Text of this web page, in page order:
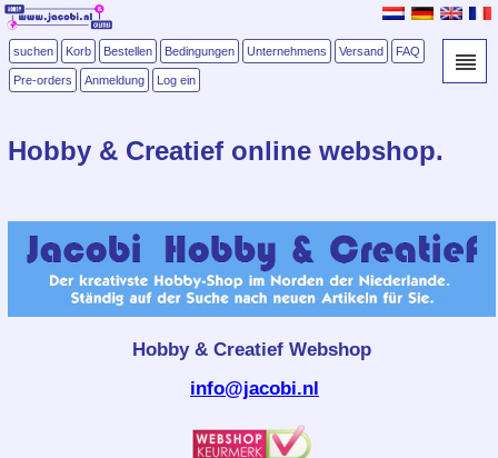
suchen Korb Bestellen Bedingungen Unternehmens Versand FAQ
Pre-orders Anmeldung Log ein
Hobby & Creatief online webshop.
Hobby & Creatief Webshop
info@jacobi.nl